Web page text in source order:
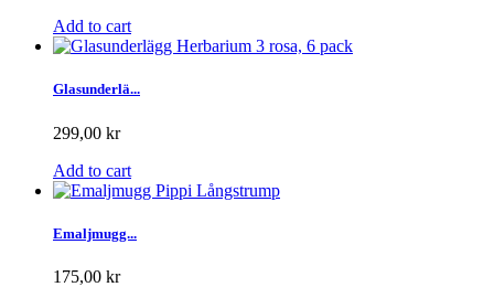
Add to cart
Glasunderlä...
299,00 kr
Add to cart
Emaljmugg...
175,00 kr